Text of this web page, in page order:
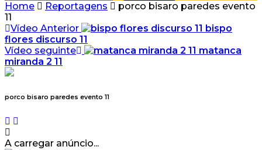
Home Reportagens
porco bisaro paredes evento
11
Vídeo Anterior
bispo
flores discurso 11
Vídeo seguinte
matanca
miranda 2 11
porco bisaro paredes evento 11
A carregar anúncio...